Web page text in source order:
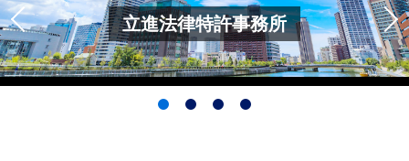
立進法律特許事務所
立進法律特許事務所
立進法律特許事務所
立進法律特許事務所